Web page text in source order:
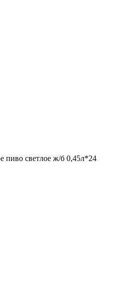
пиво светлое ж/б 0,45л*24